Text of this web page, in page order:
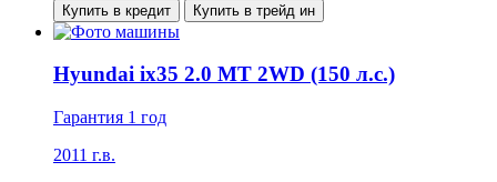
Купить в кредит Купить в трейд ин
Hyundai ix35 2.0 MT 2WD (150 л.с.)
Гарантия 1 год
2011 г.в.